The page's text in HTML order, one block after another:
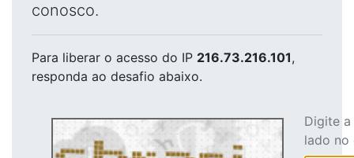
conosco.
Para liberar o acesso do IP 216.73.216.101,
responda ao desafio abaixo.
Digite
lado no